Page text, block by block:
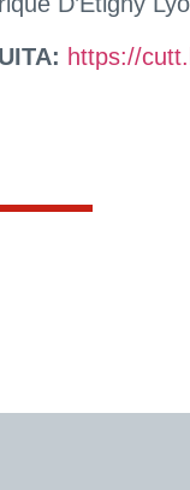
https://